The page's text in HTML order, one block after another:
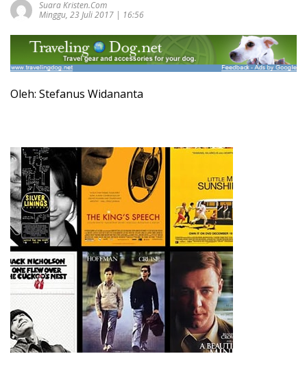
Suara Kristen.com
Minggu, 23 Juli 2017 | 16:56
Oleh: Stefanus Widananta